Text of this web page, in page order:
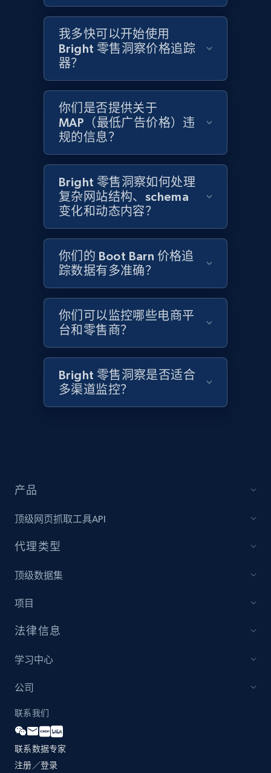
URL, Domain, Country code, Model number,
Sku, Product id, Product name, Manufacturer,
and more.
Home Depot US - Discover products by
specified URL
URL, Domain, Country code, Model number,
Sku, Product id, Product name, Manufacturer,
and more.
2.1K+ 355+ 立即开始
Home Depot US - Discover products by
specified UPC
URL, Domain, Country code, Model number,
Sku, Product id, Product name, Manufacturer,
and more.
2.1K+ 355+ 立即开始
Sku, Product id, Product name, Manufacturer,
price, Currency, Availability, Reviews count, and
Amazon products global dataset - Collects
products by specific category URL
Title, Seller name, Brand, Description, Initial
我多快可以开始使用
Bright 零售洞察价格追踪
器？
你们是否提供关于
MAP（最低广告价格）违
规的信息？
Bright 零售洞察如何处理
复杂网站结构、schema
变化和动态内容？
你们的 Boot Barn 价格追
踪数据有多准确？
你们可以监控哪些电商平
台和零售商？
Bright 零售洞察是否适合
多渠道监控？
产品
顶级网页抓取工具API
代理类型
顶级数据集
项目
法律信息
学习中心
公司
联系我们
联系数据专家
注册／登录